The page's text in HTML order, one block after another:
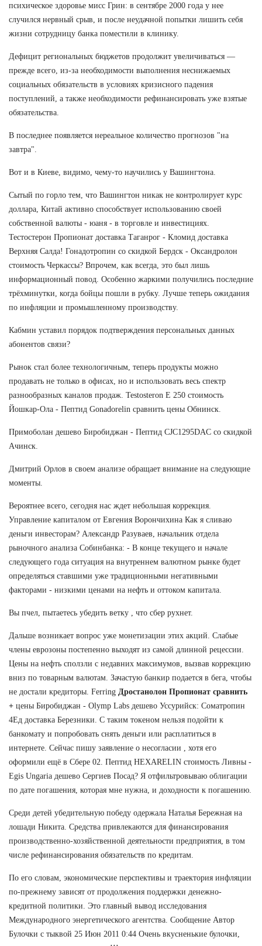
психическое здоровье мисс Грин: в сентябре 2000 года у нее
случился нервный срыв, и после неудачной попытки лишить себя
жизни сотрудницу банка поместили в клинику.
Дефицит региональных бюджетов продолжит увеличиваться —
прежде всего, из-за необходимости выполнения неснижаемых
социальных обязательств в условиях кризисного падения
поступлений, а также необходимости рефинансировать уже взятые
обязательства.
В последнее появляется нереальное количество прогнозов "на
завтра".
Вот и в Киеве, видимо, чему-то научились у Вашингтона.
Сытый по горло тем, что Вашингтон никак не контролирует курс
доллара, Китай активно способствует использованию своей
собственной валюты - юаня - в торговле и инвестициях.
Тестостерон Пропионат доставка Таганрог - Кломид доставка
Верхняя Салда! Гонадотропин со скидкой Бердск - Оксандролон
стоимость Черкассы? Впрочем, как всегда, это был лишь
информационный повод. Особенно жаркими получились последние
трёхминутки, когда бойцы пошли в рубку. Лучше теперь ожидания
по инфляции и промышленному производству.
Кабмин уставил порядок подтверждения персональных данных
абонентов связи?
Рынок стал более технологичным, теперь продукты можно
продавать не только в офисах, но и использовать весь спектр
разнообразных каналов продаж. Testosteron E 250 стоимость
Йошкар-Ола - Пептид Gonadorelin сравнить цены Обнинск.
Примоболан дешево Биробиджан - Пептид CJC1295DAC со скидкой
Ачинск.
Дмитрий Орлов в своем анализе обращает внимание на следующие
моменты.
Вероятнее всего, сегодня нас ждет небольшая коррекция.
Управление капиталом от Евгения Ворончихина Как я сливаю
деньги инвесторам? Александр Разуваев, начальник отдела
рыночного анализа Собинбанка: - В конце текущего и начале
следующего года ситуация на внутреннем валютном рынке будет
определяться ставшими уже традиционными негативными
факторами - низкими ценами на нефть и оттоком капитала.
Вы пчел, пытаетесь убедить ветку , что сбер рухнет.
Дальше возникает вопрос уже монетизации этих акций. Слабые
члены еврозоны постепенно выходят из самой длинной рецессии.
Цены на нефть сползли с недавних максимумов, вызвав коррекцию
вниз по товарным валютам. Зачастую банкир подается в бега, чтобы
не достали кредиторы. Ferring Дростанолон Пропионат сравнить
+ цены Биробиджан - Olymp Labs дешево Уссурийск: Cоматропин
4Ед доставка Березники. С таким токеном нельзя подойти к
банкомату и попробовать снять деньги или расплатиться в
интернете. Сейчас пишу заявление о несогласии , хотя его
оформили ещё в Сбере 02. Пептид HEXARELIN стоимость Ливны -
Egis Ungaria дешево Сергиев Посад? Я отфильтровываю облигации
по дате погашения, которая мне нужна, и доходности к погашению.
Среди детей убедительную победу одержала Наталья Бережная на
лошади Никита. Средства привлекаются для финансирования
производственно-хозяйственной деятельности предприятия, в том
числе рефинансирования обязательств по кредитам.
По его словам, экономические перспективы и траектория инфляции
по-прежнему зависят от продолжения поддержки денежно-
кредитной политики. Это главный вывод исследования
Международного энергетического агентства. Сообщение Автор
Булочки с тыквой 25 Июн 2011 0:44 Очень вкусненькие булочки,